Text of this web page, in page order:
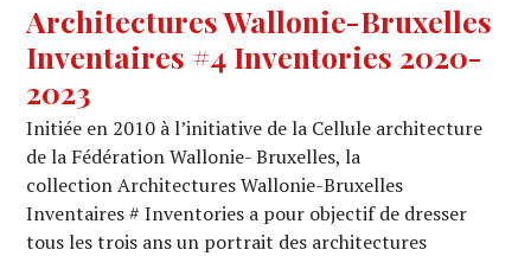
Architectures Wallonie-Bruxelles
Inventaires #4 Inventories 2020-
2023
Initiée en 2010 à l’initiative de la Cellule architecture
de la Fédération Wallonie- Bruxelles, la
collection Architectures Wallonie-Bruxelles
Inventaires # Inventories a pour objectif de dresser
tous les trois ans un portrait des architectures